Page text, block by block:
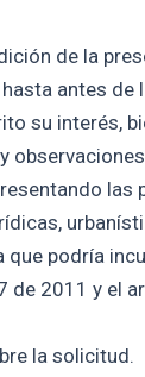
de la
antes
su interés,
las
podría
2011 y el
la solicitud.